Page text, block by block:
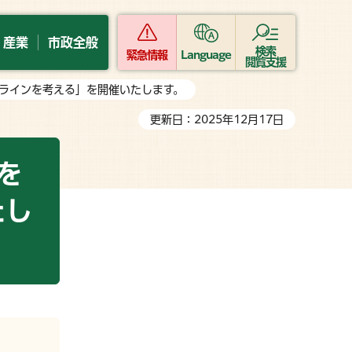
産業 市政全般
緊急情報 Language
検索
閲覧支援
ンを考える」を開催いたします。
更新日：2025年12月17日